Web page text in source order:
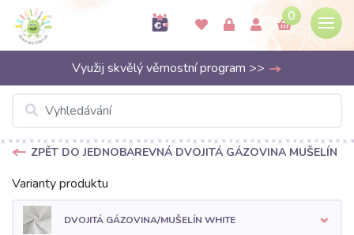
0
Využij skvělý věrnostní program >>
ZPĚT DO JEDNOBAREVNÁ DVOJITÁ GÁZOVINA MUŠELÍN
Varianty produktu
DVOJITÁ GÁZOVINA/MUŠELÍN WHITE